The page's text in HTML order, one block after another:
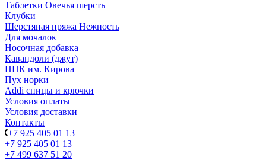
Таблетки Овечья шерсть
Клубки
Шерстяная пряжа Нежность
Для мочалок
Носочная добавка
Кавандоли (джут)
ПНК им. Кирова
Пух норки
Addi спицы и крючки
Условия оплаты
Условия доставки
Контакты
+7 925 405 01 13
+7 925 405 01 13
+7 499 637 51 20